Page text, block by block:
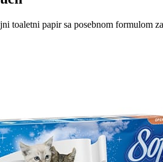
toaletni papir sa posebnom formulom